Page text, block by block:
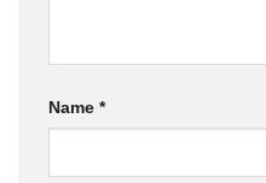
Name *